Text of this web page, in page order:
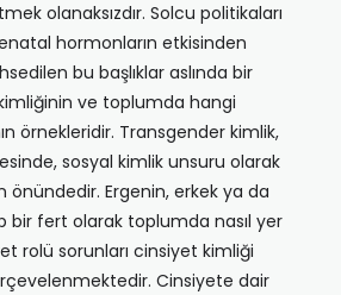
olanaksızdır. Solcu politikaları
hormonların etkisinden
bu başlıklar aslında bir
ve toplumda hangi
örnekleridir. Transgender kimlik,
sosyal kimlik unsuru olarak
Ergenin, erkek ya da
bir fert olarak toplumda nasıl yer
rolü sorunları cinsiyet kimliği
Cinsiyete dair